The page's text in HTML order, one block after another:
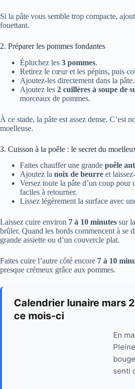
Si la pâte vous semble trop compacte,
fouettant.
2. Préparer les pommes fondantes
Épluchez les 3 pommes.
Retirez le cœur et les pépins, puis
Ajoutez-les directement dans la pâte.
Ajoutez les 2 cuillères à soupe de
morceaux de pommes.
À ce stade, la pâte est assez dense. C’est
moelleuse.
3. Cuisson à la poêle : le secret du
Faites chauffer une grande poêle
Ajoutez la noix de beurre et
Versez toute la pâte d’un coup pour
faciles à retourner.
Lissez légèrement la surface avec
Laissez cuire environ 7 à 10 minutes sur
brûler. Quand les bords commencent à se
grande assiette ou d’un couvercle plat.
Faites cuire l’autre côté encore 7 à 10
presque crémeux grâce aux pommes.
Calendrier lunaire mars
ce mois-ci
En
senti